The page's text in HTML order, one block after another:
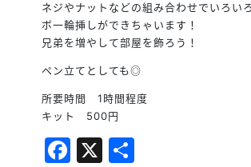
ネジやナットなどの組み合わせでいろい
ボ一輪挿しができちゃいます！
兄弟を増やして部屋を飾ろう！
ペン立てとしても◎
所要時間 1時間程度
キット 500円
Facebook
X